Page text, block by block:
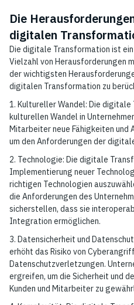
Die
digitalen
Die digitale Transformation ist
Vielzahl von Herausforderungen
der wichtigsten
digitalen Transformation zu
1. Kultureller Wandel: Die
kulturellen Wandel in
Mitarbeiter neue Fähigkeiten und
um den Anforderungen der
2. Technologie: Die digitale
Implementierung neuer
richtigen Technologien
die Anforderungen des
sicherstellen, dass sie
Integration ermöglichen.
3. Datensicherheit und
erhöht das Risiko von
Datenschutzverletzungen.
ergreifen, um die Sicherheit und
Kunden und Mitarbeiter zu